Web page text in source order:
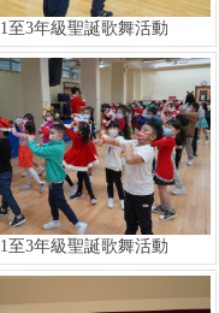
1至3年級聖誕歌舞活動
1至3年級聖誕歌舞活動